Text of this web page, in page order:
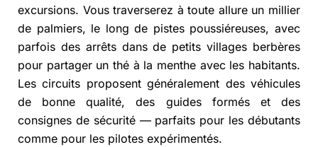
excursions. Vous traverserez à toute allure un millier
de palmiers, le long de pistes poussiéreuses, avec
parfois des arrêts dans de petits villages berbères
pour partager un thé à la menthe avec les habitants.
Les circuits proposent généralement des véhicules
de bonne qualité, des guides formés et des
consignes de sécurité — parfaits pour les débutants
comme pour les pilotes expérimentés.